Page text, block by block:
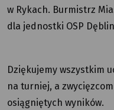
w Rykach. Burmistrz
dla jednostki OSP
Dziękujemy wszystkim
na turniej, a
osiągniętych wyników.